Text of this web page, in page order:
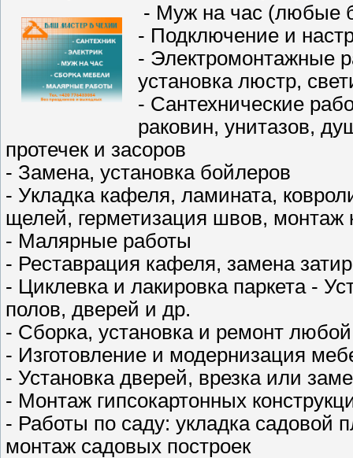
- Муж на час (любые
- Подключение и
- Электромонтажные
установка люстр,
- Сантехнические
раковин, унитазов,
протечек и засоров
- Замена, установка бойлеров
- Укладка кафеля, ламината,
щелей, герметизация швов, монтаж
- Малярные работы
- Реставрация кафеля, замена
- Циклевка и лакировка паркета -
полов, дверей и др.
- Сборка, установка и ремонт
- Изготовление и модернизация
- Установка дверей, врезка или
- Монтаж гипсокартонных
- Работы по саду: укладка садовой
монтаж садовых построек